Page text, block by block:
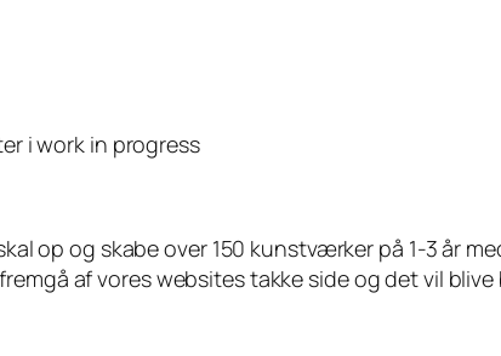
i work in progress
op og skabe over 150 kunstværker på 1-3 år
af vores websites takke side og det vil